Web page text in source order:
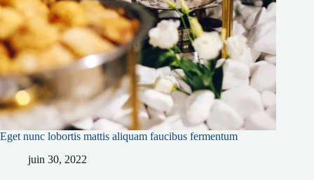
Eget nunc lobortis mattis aliquam faucibus fermentum
juin 30, 2022